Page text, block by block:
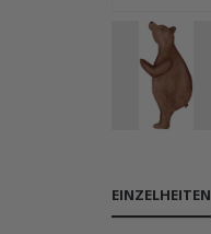
der
EINZELHEITEN